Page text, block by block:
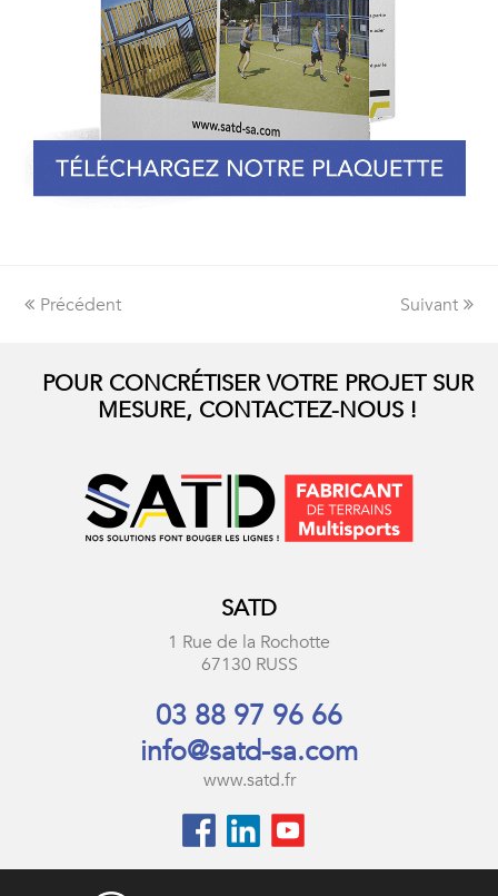
Précédent Suivant
POUR CONCRÉTISER VOTRE PROJET SUR
MESURE, CONTACTEZ-NOUS !
SATD
1 Rue de la Rochotte
67130 RUSS
03 88 97 96 66
info@satd-sa.com
www.satd.fr